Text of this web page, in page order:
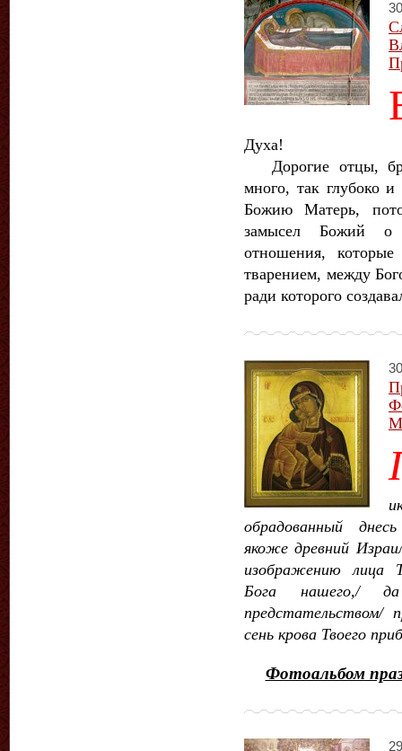
Духа!
Дорогие отцы,
много, так глубоко
Божию Матерь,
замысел Божий о
отношения,
тварением, между
ради которого
обрадованный
якоже древний
изображению лица
Бога нашего,/
предстательством/
сень крова Твоего
Фотоальбом